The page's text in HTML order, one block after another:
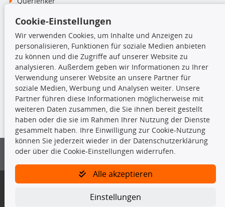
Stoßdämpfer
TecDoc Inside
Die hier angezeigten Daten insbesondere die gesamte Datenbank dürfen
nicht kopiert werden.
Es ist zu unterlassen, die Daten oder die gesamte Datenbank ohne
vorherige Zustimmung von TecDoc zu vervielfältigen, zu verbreiten
und/oder diese Handlungen durch Dritte ausführen zu lassen. Ein
Bitte prüfen Sie, ob das über unseren Onlineshop identifizierte Ersatzteil
Gegebenenfalls sind ergänzende Informationen notwendig, um
Cookie-Einstellungen
Wir verwenden Cookies, um Inhalte und Anzeigen zu
personalisieren, Funktionen für soziale Medien anbieten
zu können und die Zugriffe auf unserer Website zu
analysieren. Außerdem geben wir Informationen zu Ihrer
Verwendung unserer Website an unsere Partner für
soziale Medien, Werbung und Analysen weiter. Unsere
Partner führen diese Informationen möglicherweise mit
weiteren Daten zusammen, die Sie ihnen bereit gestellt
haben oder die sie im Rahmen Ihrer Nutzung der Dienste
gesammelt haben. Ihre Einwilligung zur Cookie-Nutzung
können Sie jederzeit wieder in der Datenschutzerklärung
oder über die Cookie-Einstellungen widerrufen.
Alle akzeptieren
Einstellungen